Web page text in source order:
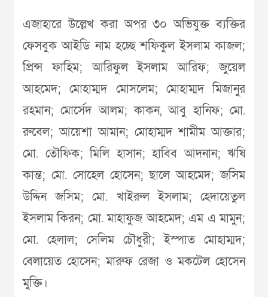
এজাহারে উল্লেখ করা অপর ৩০ অভিযুক্ত ব্যক্তির
ফেসবুক আইডি নাম হচ্ছে শফিকুল ইসলাম কাজল;
প্রিন্স ফাহিম; আরিফুল ইসলাম আরিফ; জুয়েল
আহমেদ; মোহাম্মদ মোসলেম; মোহাম্মদ মিজানুর
রহমান; মোর্সেদ আলম; কাকন, আবু হানিফ; মো.
রুবেল; আয়েশা আমান; মোহাম্মদ শামীম আক্তার;
মো. তৌফিক; মিলি হাসান; হাবিব আদনান; ঋষি
কান্ত; মো. সোহেল হোসেন; ছালে আহমেদ; জসিম
উদ্দিন জসিম; মো. খাইরুল ইসলাম; হেদায়েতুল
ইসলাম কিরন; মো. মাহাফুজ আহমেদ; এম এ মামুন;
মো. হেলাল; সেলিম চৌধুরী; ইস্পাত মোহাম্মদ;
বেলায়েত হোসেন; মারুফ রেজা ও মকটেল হোসেন
মুক্তি।